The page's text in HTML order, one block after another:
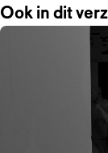
Ook in dit